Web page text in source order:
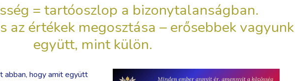
= tartóoszlop a bizonytalanságban.
az értékek megosztása – erősebbek vagyunk
együtt, mint külön.
abban, hogy amit együtt